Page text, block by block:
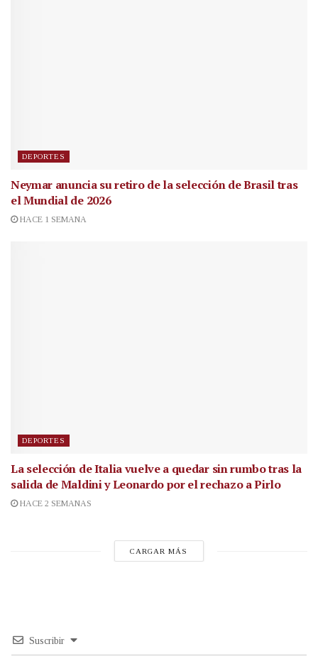
DEPORTES
Neymar anuncia su retiro de la selección de Brasil tras
el Mundial de 2026
HACE 1 SEMANA
DEPORTES
La selección de Italia vuelve a quedar sin rumbo tras la
salida de Maldini y Leonardo por el rechazo a Pirlo
HACE 2 SEMANAS
CARGAR MÁS
Suscribir